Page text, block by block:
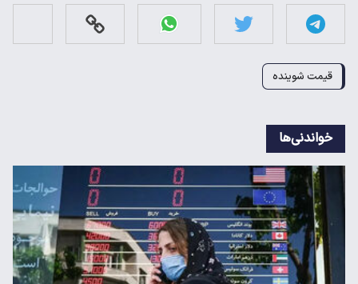
قیمت شوینده
خواندنی‌ها